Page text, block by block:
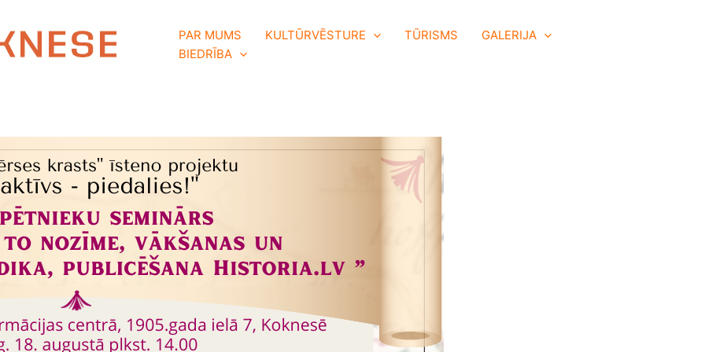
PAR MUMS KULTŪRVĒSTURE TŪRISMS
GALERIJA
BIEDRĪBA